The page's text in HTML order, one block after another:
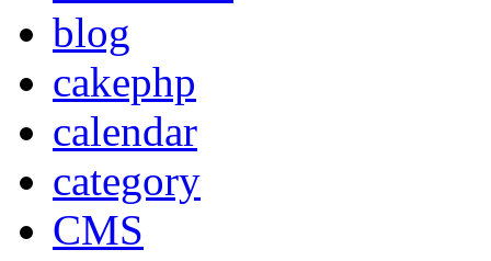
blog
cakephp
calendar
category
CMS